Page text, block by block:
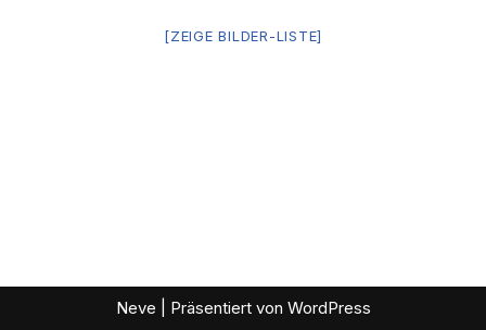
[ZEIGE BILDER-LISTE]
Neve | Präsentiert von WordPress